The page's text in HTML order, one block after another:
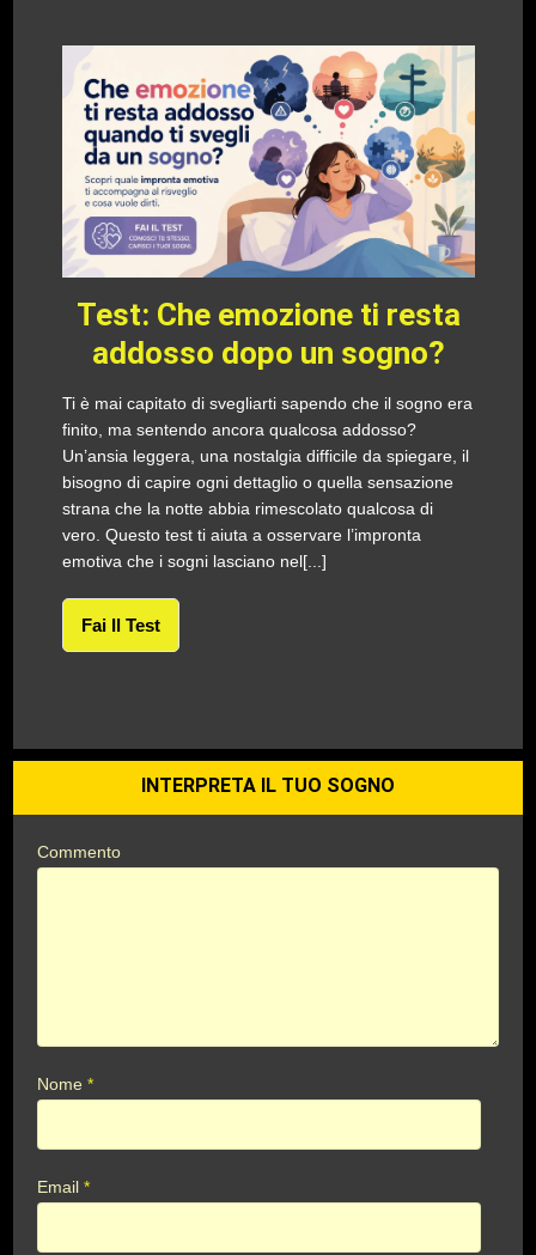
Test: Che emozione ti resta
addosso dopo un sogno?
Ti è mai capitato di svegliarti sapendo che il sogno era
finito, ma sentendo ancora qualcosa addosso?
Un’ansia leggera, una nostalgia difficile da spiegare, il
bisogno di capire ogni dettaglio o quella sensazione
strana che la notte abbia rimescolato qualcosa di
vero. Questo test ti aiuta a osservare l’impronta
emotiva che i sogni lasciano nel[...]
Fai Il Test
INTERPRETA IL TUO SOGNO
Commento
Nome*
Email*